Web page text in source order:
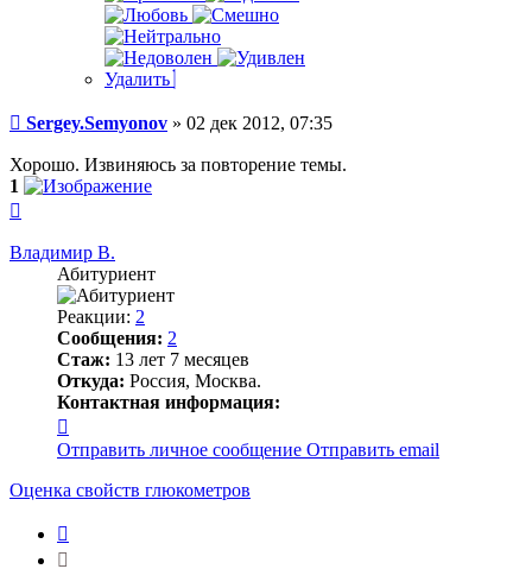
Удалить
Сообщение
Sergey.Semyonov » 02 дек 2012, 07:35
Хорошо. Извиняюсь за повторение темы.
1
началу
Владимир В.
Абитуриент
Реакции: 2
Сообщения: 2
Стаж: 13 лет 7 месяцев
Откуда: Россия, Москва.
Контактная информация:
информация
пользователя
Владимир
Отправить личное сообщение Отправить email
Оценка свойств глюкометров